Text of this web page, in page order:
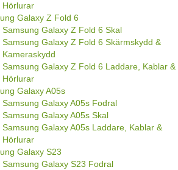
Hörlurar
Galaxy Z Fold 6
Samsung Galaxy Z Fold 6 Skal
Samsung Galaxy Z Fold 6 Skärmskydd &
Kameraskydd
Samsung Galaxy Z Fold 6 Laddare, Kablar &
Hörlurar
Galaxy A05s
Samsung Galaxy A05s Fodral
Samsung Galaxy A05s Skal
Samsung Galaxy A05s Laddare, Kablar &
Hörlurar
Galaxy S23
Samsung Galaxy S23 Fodral